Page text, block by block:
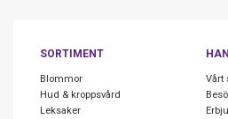
SORTIMENT
Blommor
Hud & kroppsvård
Leksaker
Vårt